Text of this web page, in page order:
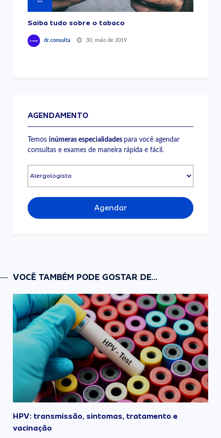
Saiba tudo sobre o tabaco
dr.consulta 30, maio de 2019
AGENDAMENTO
Temosinúmeras especialidades para você agendar
consultas e exames de maneira rápida e fácil.
Agendar
VOCÊ TAMBÉM PODE GOSTAR DE...
HPV: transmissão, sintomas, tratamento e
vacinação